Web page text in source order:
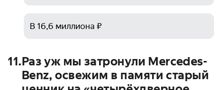
В 16,6 миллиона ₽
11.Раз уж мы затронули Mercedes-
Benz, освежим в памяти старый